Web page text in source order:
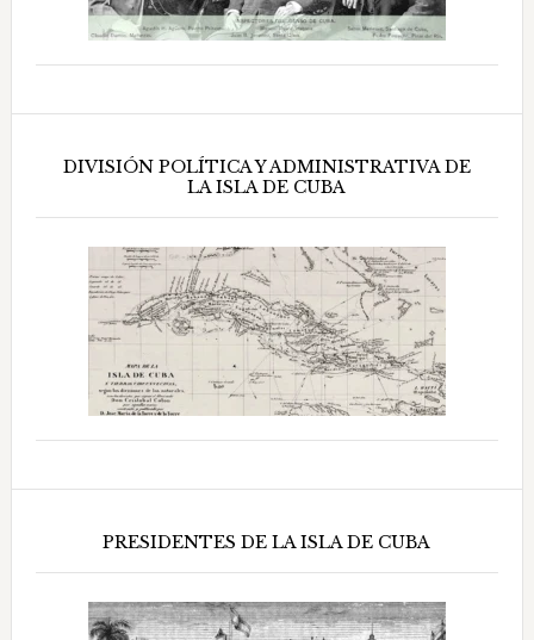
DIVISIÓN POLÍTICA Y ADMINISTRATIVA DE
LA ISLA DE CUBA
PRESIDENTES DE LA ISLA DE CUBA